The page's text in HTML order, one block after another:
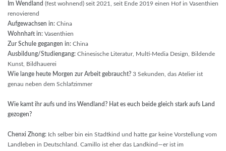
Im Wendland (fest wohnend) seit 2021, seit Ende 2019 einen Hof in Vasenthien
renovierend
Aufgewachsen in: China
Wohnhaft in: Vasenthien
Zur Schule gegangen in: China
Ausbildung/Studiengang: Chinesische Literatur, Multi-Media Design, Bildende
Kunst, Bildhauerei
Wie lange heute Morgen zur Arbeit gebraucht? 3 Sekunden, das Atelier ist
genau neben dem Schlafzimmer
Wie kamt ihr aufs und ins Wendland? Hat es euch beide gleich stark aufs Land
gezogen?
Chenxi Zhong: Ich selber bin ein Stadtkind und hatte gar keine Vorstellung vom
Landleben in Deutschland. Camillo ist eher das Landkind—er ist im